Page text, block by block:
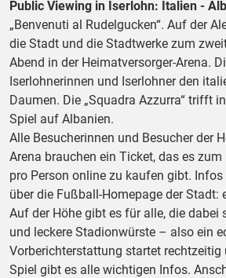
Public Viewing in Iserlohn: Italien -
„Benvenuti al Rudelgucken“. Auf der
die Stadt und die Stadtwerke zum
Abend in der Heimatversorger-Arena.
Iserlohnerinnen und Iserlohner den
Daumen. Die „Squadra Azzurra“ trifft
Spiel auf Albanien.
Alle Besucherinnen und Besucher der
Arena brauchen ein Ticket, das es zum
pro Person online zu kaufen gibt.
über die Fußball-Homepage der Stadt:
Auf der Höhe gibt es für alle, die dabei
und leckere Stadionwürste – also ein
Vorberichterstattung startet rechtzeitig
Spiel gibt es alle wichtigen Infos.